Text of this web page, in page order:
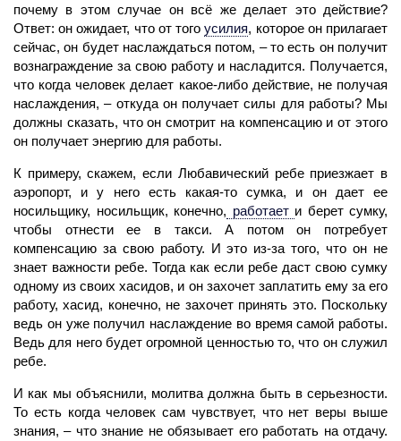
почему в этом случае он всё же делает это действие?
Ответ: он ожидает, что от того усилия, которое он прилагает
сейчас, он будет на­слаждаться потом, – то есть он получит
вознаграждение за свою работу и насладится. Получается,
что когда человек делает какое-либо действие, не получая
наслаждения, – откуда он получает силы для работы? Мы
должны сказать, что он смотрит на компенсацию и от этого
он получает энергию для работы.
К примеру, скажем, если Любавический ребе приезжает в
аэропорт, и у него есть какая-то сумка, и он дает ее
носильщику, носильщик, конечно, работает и берет сумку,
чтобы отнести ее в такси. А потом он потребует
компенсацию за свою работу. И это из-за того, что он не
знает важности ребе. Тогда как если ребе даст свою сумку
одному из своих хасидов, и он захочет заплатить ему за его
работу, хасид, конечно, не захо­чет принять это. Поскольку
ведь он уже получил наслаждение во время самой работы.
Ведь для него будет огромной ценностью то, что он служил
ребе.
И как мы объяснили, молитва должна быть в серьезности.
То есть когдачеловексам чувствует, что нет веры выше
знания, – что знание не обязывает его работать на отдачу.